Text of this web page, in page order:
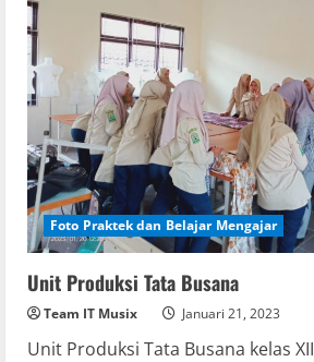
M.
Bakrun,
MM)
Tahun
2020
Foto Praktek dan Belajar Mengajar
Unit Produksi Tata Busana
Team IT Musix Januari 21, 2023
Unit Produksi Tata Busana kelas XII